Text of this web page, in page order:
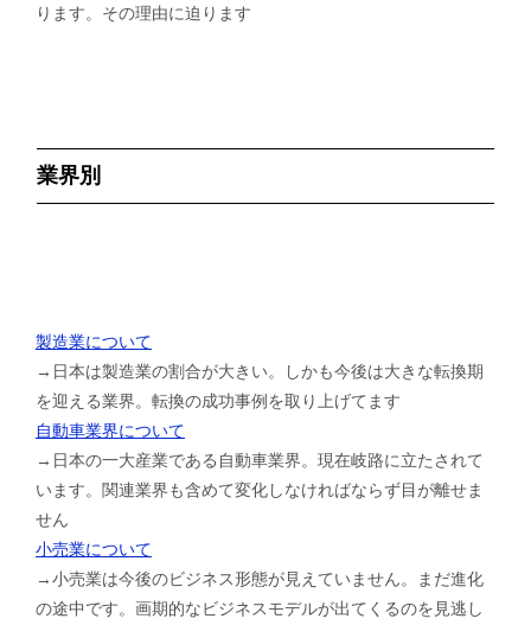
ります。その理由に迫ります
業界別
製造業について
→日本は製造業の割合が大きい。しかも今後は大きな転換期
を迎える業界。転換の成功事例を取り上げてます
自動車業界について
→日本の一大産業である自動車業界。現在岐路に立たされて
います。関連業界も含めて変化しなければならず目が離せま
せん
小売業について
→小売業は今後のビジネス形態が見えていません。まだ進化
の途中です。画期的なビジネスモデルが出てくるのを見逃し